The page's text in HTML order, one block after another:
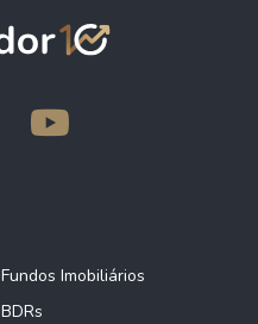
Fundos Imobiliários
BDRs